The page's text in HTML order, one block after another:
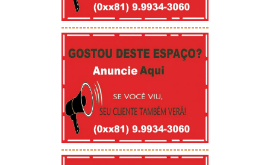
-----------------------------------------
-----------------------------------------